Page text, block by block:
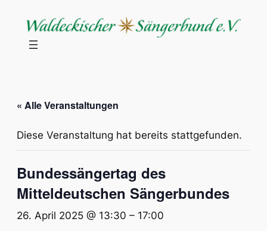
« Alle Veranstaltungen
Diese Veranstaltung hat bereits stattgefunden.
Bundessängertag des
Mitteldeutschen Sängerbundes
26. April 2025 @ 13:30 – 17:00